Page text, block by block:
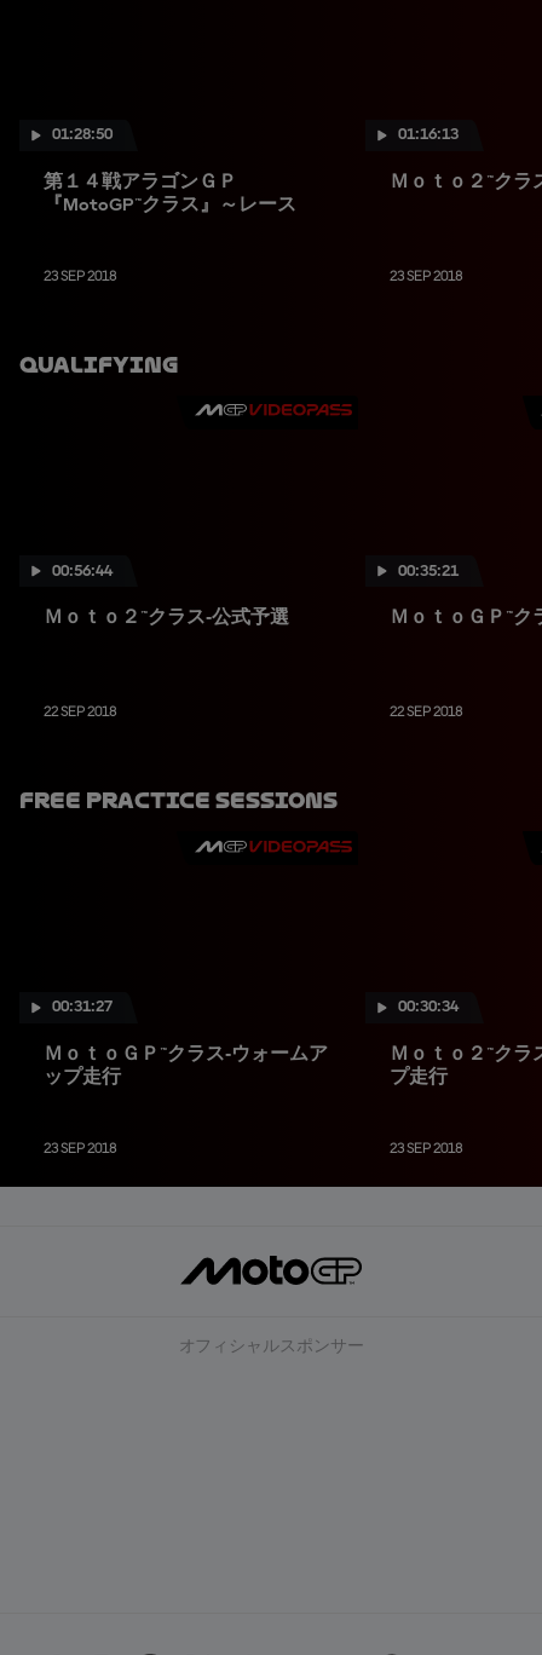
01:28:50
第１４戦アラゴンＧＰ
『MotoGP™クラス』～レース
23 SEP 2018
01:16:13
Ｍｏｔｏ２™クラ
23 SEP 2018
Qualifying
00:56:44
Ｍｏｔｏ２™クラス‐公式予選
22 SEP 2018
00:35:21
ＭｏｔｏＧＰ™ク
22 SEP 2018
Free Practice Sessions
00:31:27
ＭｏｔｏＧＰ™クラス‐ウォームア
ップ走行
23 SEP 2018
00:30:34
Ｍｏｔｏ２™クラ
プ走行
23 SEP 2018
オフィシャルスポンサー